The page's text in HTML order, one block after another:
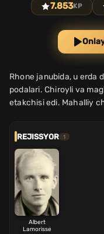
7.853KP
Rhone janubida, u erda
podalari. Chiroyli va
etakchisi edi. Mahalliy
REJISSYOR 1
Albert
Lamorisse